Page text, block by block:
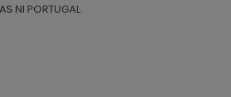
NI PORTUGAL.